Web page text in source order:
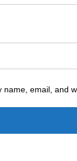
name, email, and